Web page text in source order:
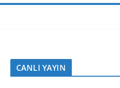
CANLI YAYIN